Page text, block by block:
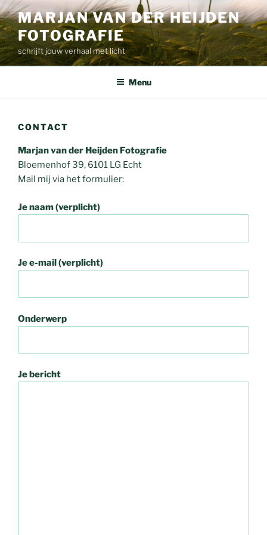
Ga
naar
de
inhoud
MARJAN VAN DER HEIJDEN
FOTOGRAFIE
schrijft jouw verhaal met licht
Menu
CONTACT
Marjan van der Heijden Fotografie
Bloemenhof 39, 6101 LG Echt
Mail mij via het formulier:
Je naam (verplicht)
Je e-mail (verplicht)
Onderwerp
Je bericht